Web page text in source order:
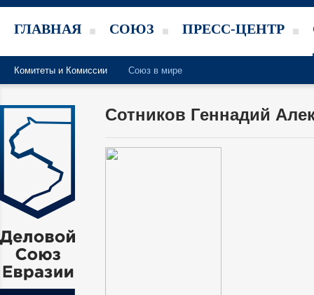
ГЛАВНАЯ СОЮЗ ПРЕСС-ЦЕНТР
Комитеты и Комиссии Союз в мире
Сотников Геннадий